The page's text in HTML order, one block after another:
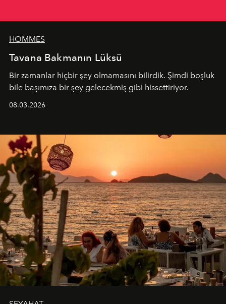
HOMMES
Tavana Bakmanın Lüksü
Bir zamanlar hiçbir şey olmamasını bilirdik. Şimdi boşluk
bile başımıza bir şey gelecekmiş gibi hissettiriyor.
08.03.2026